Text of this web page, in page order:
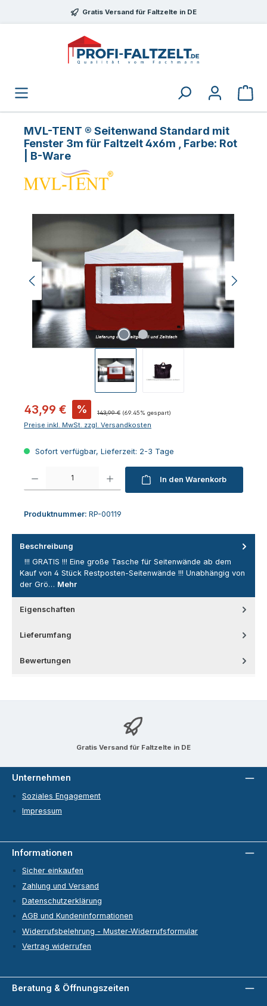
Zum Hauptinhalt springenGratis Versand für Faltzelte in DE
MVL-TENT ® Seitenwand Standard mit
Fenster 3m für Faltzelt 4x6m , Farbe: Rot
| B-Ware
Verkaufspreis:
43,99 € % Regulärer Preis:
143,99 € (69.45% gespart)
Preise inkl. MwSt. zzgl. Versandkosten
Sofort verfügbar, Lieferzeit: 2-3 Tage
In den Warenkorb
Produktnummer: RP-00119
Beschreibung
!!! GRATIS !!! Eine große Tasche für Seitenwände ab dem
Kauf von 4 Stück Restposten-Seitenwände !!! Unabhängig von
der Grö… Mehr
Eigenschaften
Lieferumfang
Bewertungen
Gratis Versand für Faltzelte in DE
Beratung & Öffnungszeiten
Unternehmen
Soziales Engagement
Impressum
Informationen
Sicher einkaufen
Zahlung und Versand
Datenschutzerklärung
AGB und Kundeninformationen
Widerrufsbelehrung - Muster-Widerrufsformular
Vertrag widerrufen